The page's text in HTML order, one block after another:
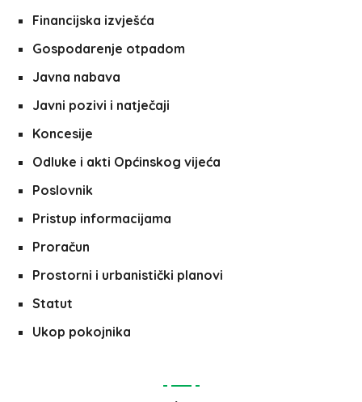
Financijska izvješća
Gospodarenje otpadom
Javna nabava
Javni pozivi i natječaji
Koncesije
Odluke i akti Općinskog vijeća
Poslovnik
Pristup informacijama
Proračun
Prostorni i urbanistički planovi
Statut
Ukop pokojnika